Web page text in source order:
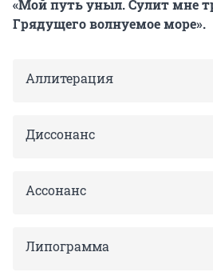
«Мой путь уныл. Сулит мне
Грядущего волнуемое море».
Аллитерация
Диссонанс
Ассонанс
Липограмма